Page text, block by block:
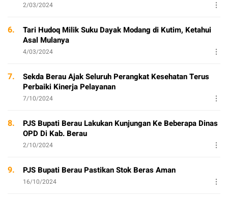
2/03/2024
6.
Tari Hudoq Milik Suku Dayak Modang di Kutim, Ketahui
Asal Mulanya
4/03/2024
7.
Sekda Berau Ajak Seluruh Perangkat Kesehatan Terus
Perbaiki Kinerja Pelayanan
7/10/2024
8.
PJS Bupati Berau Lakukan Kunjungan Ke Beberapa Dinas
OPD Di Kab. Berau
2/10/2024
9. PJS Bupati Berau Pastikan Stok Beras Aman
16/10/2024